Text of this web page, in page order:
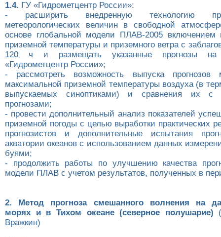
1.4. ГУ «Гидрометцентр России»:
- расширить внедренную технологию
метеорологических величин в свободной
основе глобальной модели ПЛАВ-2005 включением
приземной температуры и приземного ветра с
120 ч и размещать указанные прогнозы на
«Гидрометцентр России»;
- рассмотреть возможность выпуска
максимальной приземной температуры воздуха (в
выпускаемых синоптиками) и сравнения их с
прогнозами;
- провести дополнительный анализ показателей
приземной погоды с целью выработки практических
прогнозистов и дополнительные испытания
акватории океанов с использованием данных
буями;
- продолжить работы по улучшению качества
модели ПЛАВ с учетом результатов, полученных в
2. Метод прогноза смешанного волнения на
морях и в Тихом океане (северное полушарие)
Вражкин)